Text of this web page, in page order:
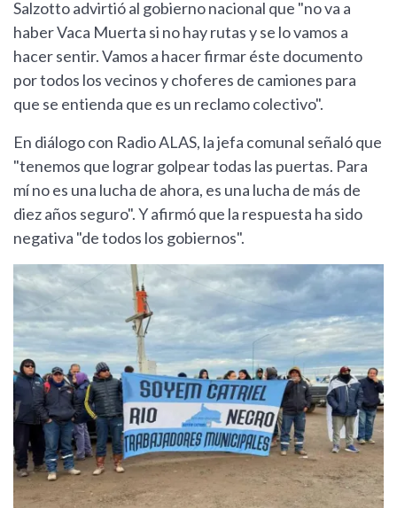
Salzotto advirtió al gobierno nacional que "no va a
haber Vaca Muerta si no hay rutas y se lo vamos a
hacer sentir. Vamos a hacer firmar éste documento
por todos los vecinos y choferes de camiones para
que se entienda que es un reclamo colectivo".
En diálogo con Radio ALAS, la jefa comunal señaló que
"tenemos que lograr golpear todas las puertas. Para
mí no es una lucha de ahora, es una lucha de más de
diez años seguro". Y afirmó que la respuesta ha sido
negativa "de todos los gobiernos".